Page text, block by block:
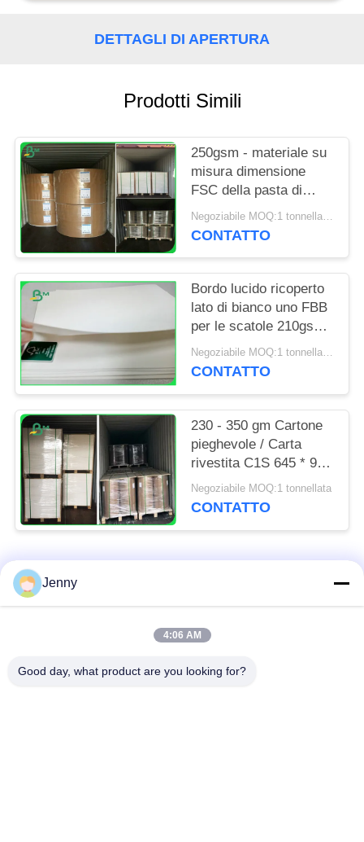
POLICY
DETTAGLI DI APERTURA
Prodotti Simili
250gsm - materiale su
misura dimensione
FSC della pasta di
cellulosa del bordo di
400gsm FBB approvato
Negoziabile MOQ:1 tonnellata per la dimensione speciale & 10 tonnellate per la dimensione standard
CONTATTO
Bordo lucido ricoperto
lato di bianco uno FBB
per le scatole 210gsm
a 350gsm su misura
Negoziabile MOQ:1 tonnellata per la dimensione standard & 10 tonnellate per la dimensione speciale
CONTATTO
230 - 350 gm Cartone
pieghevole / Carta
rivestita C1S 645 * 920
mm
Negoziabile MOQ:1 tonnellata
CONTATTO
Categorie popolari
rotolo marrone della
Jenny
4:06 AM
Good day, what product are you looking for?